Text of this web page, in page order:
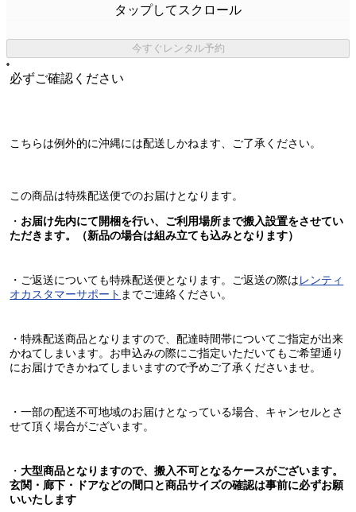
タップしてスクロール
今すぐレンタル予約
必ずご確認ください
こちらは例外的に沖縄には配送しかねます 、ご了承ください。
この商品は特殊配送便でのお届けとなります。
・ お届け先内にて開梱を行い、ご利用場所まで搬入設置をさせてい
ただきます。（新品の場合は組み立ても込みとなります）
・ご返送についても特殊配送便となります。ご返送の際は レンティ
オカスタマーサポート までご連絡ください。
・特殊配送商品となりますので、配達時間帯についてご指定が出来
かねてしまいます。お申込みの際にご指定いただいてもご希望通り
にお届けできかねてしまいますので予めご了承くださいませ。
・一部の配送不可地域のお届けとなっている場合、キャンセルとさ
せて頂く場合がございます。
・大型商品となりますので、搬入不可となるケースがございます。
玄関・廊下・ドアなどの間口と商品サイズの確認は事前に必ずお願
いいたします